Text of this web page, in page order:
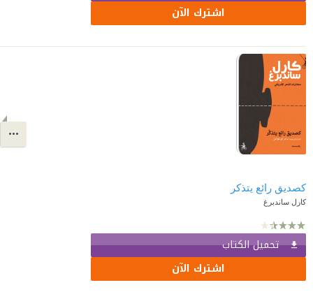
اشترك الآن
كصديق رائع يتذكر
كارل ساندبرغ
تحميل الكتاب
اشترك الآن